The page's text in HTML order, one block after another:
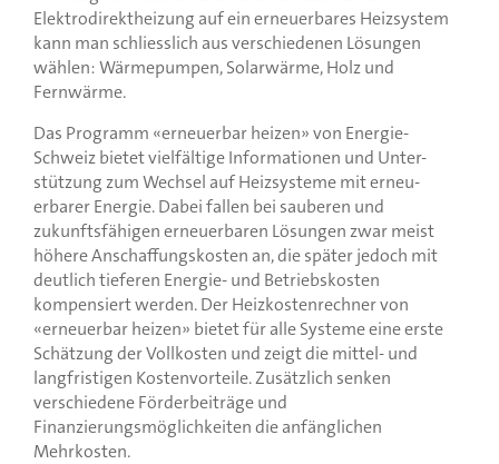
Elektrodirektheizung auf ein erneuerbares Heizsystem
kann man schliesslich aus verschiedenen Lösungen
wählen: Wärmepumpen, Solarwärme, Holz und
Fernwärme.
Das Programm «erneuerbar heizen» von Energie-
Schweiz bietet vielfältige Informationen und Unter-
stützung zum Wechsel auf Heizsysteme mit erneu-
erbarer Energie. Dabei fallen bei sauberen und
zukunftsfähigen erneuerbaren Lösungen zwar meist
höhere Anschaffungskosten an, die später jedoch mit
deutlich tieferen Energie- und Betriebskosten
kompensiert werden. Der Heizkostenrechner von
«erneuerbar heizen» bietet für alle Systeme eine erste
Schätzung der Vollkosten und zeigt die mittel- und
langfristigen Kostenvorteile. Zusätzlich senken
verschiedene Förderbeiträge und
Finanzierungsmöglichkeiten die anfänglichen
Mehrkosten.